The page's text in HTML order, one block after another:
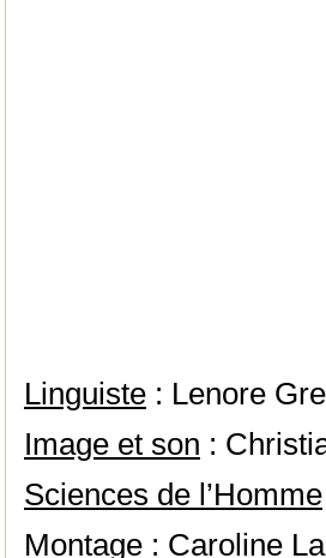
Linguiste : Lenore
Image et son :
Sciences de l’Homme
Montage : Caroline